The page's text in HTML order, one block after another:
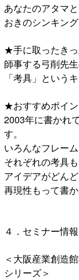
あなたのアタマ
おきのシンキン
★手に取ったき
師事する弓削先
「考具」という
★おすすめポイン
2003年に書かれ
す。
いろんなフレー
それぞれの考具
アイデアがどん
再現性もって書か
４．セミナー情
＜大阪産業創造
シリーズ＞